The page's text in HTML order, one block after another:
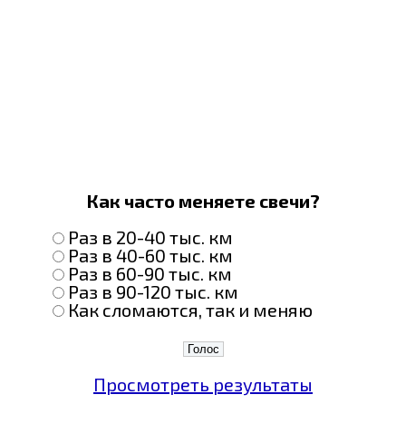
Как часто меняете свечи?
Раз в 20-40 тыс. км
Раз в 40-60 тыс. км
Раз в 60-90 тыс. км
Раз в 90-120 тыс. км
Как сломаются, так и меняю
Просмотреть результаты